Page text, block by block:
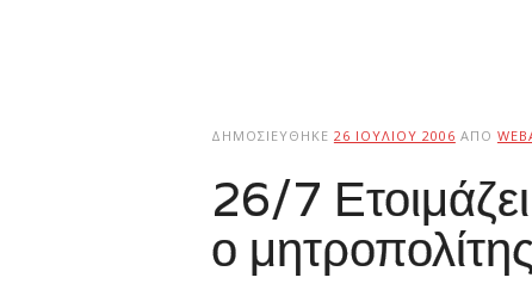
ΔΗΜΟΣΙΕΎΘΗΚΕ 26 ΙΟΥΛΊΟΥ 2006 ΑΠΌ
26/7
ο